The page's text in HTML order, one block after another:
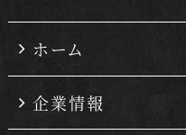
ホーム
企業情報